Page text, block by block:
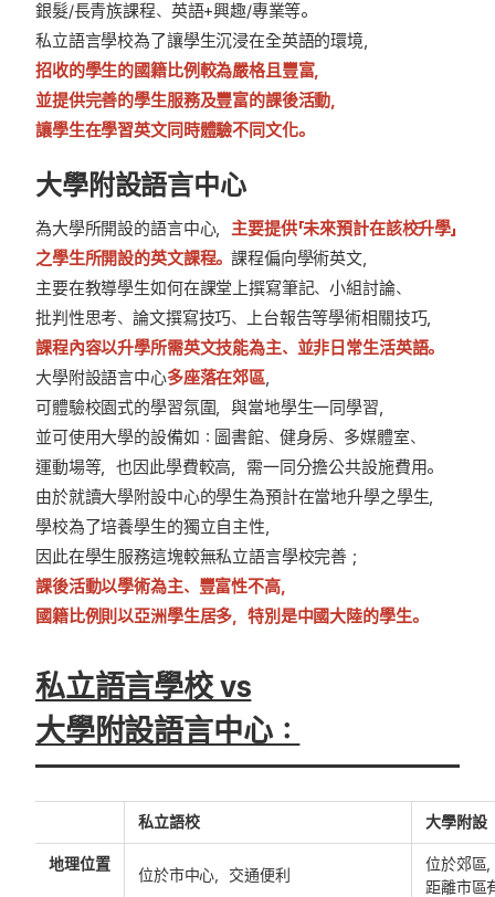
銀髮/長青族課程、英語+興趣/專業等。
私立語言學校為了讓學生沉浸在全英語的環境，
招收的學生的國籍比例較為嚴格且豐富，
並提供完善的學生服務及豐富的課後活動，
讓學生在學習英文同時體驗不同文化。
大學附設語言中心
為大學所開設的語言中心， 主要提供「未來預計在該校升學」
之學生所開設的英文課程。課程偏向學術英文，
主要在教導學生如何在課堂上撰寫筆記、小組討論、
批判性思考、論文撰寫技巧、上台報告等學術相關技巧，
課程內容以升學所需英文技能為主、並非日常生活英語。
大學附設語言中心多座落在郊區，
可體驗校園式的學習氛圍，與當地學生一同學習，
並可使用大學的設備如：圖書館、健身房、多媒體室、
運動場等，也因此學費較高，需一同分擔公共設施費用。
由於就讀大學附設中心的學生為預計在當地升學之學生，
學校為了培養學生的獨立自主性，
因此在學生服務這塊較無私立語言學校完善；
課後活動以學術為主、豐富性不高，
國籍比例則以亞洲學生居多，特別是中國大陸的學生。
私立語言學校 vs
大學附設語言中心：
私立語校 大學附設
地理位置
位於市中心，交通便利
位於郊區
距離市區